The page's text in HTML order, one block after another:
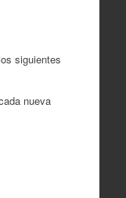
siguientes
nueva